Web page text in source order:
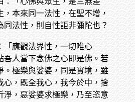
，本來同一法性，在聖不增，
同法性，則自性詎非彌陀也？
「應觀法界性，一切唯心
吾人當下念佛之心即是佛。若
。極樂與娑婆，同是實境，雖
心，既全我心，我今於中，捨
淨，惡娑婆求極樂，乃至恣意